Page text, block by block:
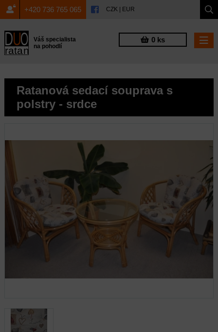
+420 736 765 065 CZK EUR
Váš specialista
na pohodlí
0 ks
Ratanová sedací souprava s
polstry - srdce